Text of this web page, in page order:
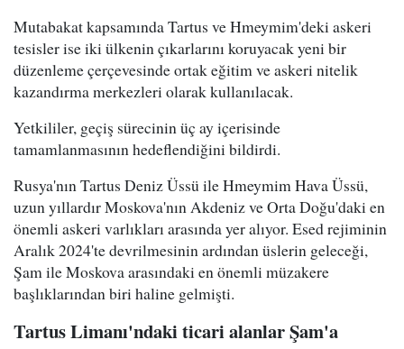
Mutabakat kapsamında Tartus ve Hmeymim'deki askeri
tesisler ise iki ülkenin çıkarlarını koruyacak yeni bir
düzenleme çerçevesinde ortak eğitim ve askeri nitelik
kazandırma merkezleri olarak kullanılacak.
Yetkililer, geçiş sürecinin üç ay içerisinde
tamamlanmasının hedeflendiğini bildirdi.
Rusya'nın Tartus Deniz Üssü ile Hmeymim Hava Üssü,
uzun yıllardır Moskova'nın Akdeniz ve Orta Doğu'daki en
önemli askeri varlıkları arasında yer alıyor. Esed rejiminin
Aralık 2024'te devrilmesinin ardından üslerin geleceği,
Şam ile Moskova arasındaki en önemli müzakere
başlıklarından biri haline gelmişti.
Tartus Limanı'ndaki ticari alanlar Şam'a